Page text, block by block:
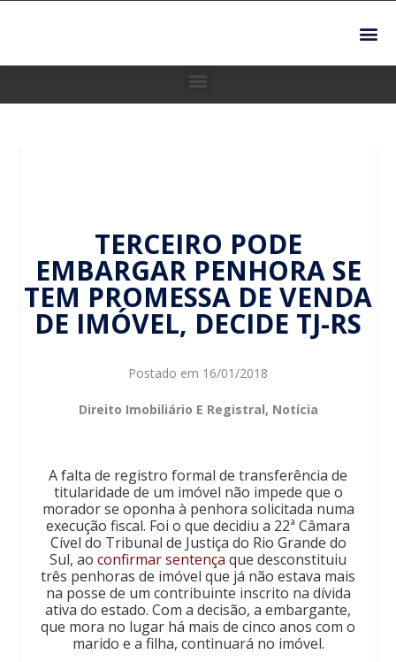
TERCEIRO PODE
EMBARGAR PENHORA SE
TEM PROMESSA DE VENDA
DE IMÓVEL, DECIDE TJ-RS
Postado em 16/01/2018
Direito Imobiliário E Registral, Notícia
A falta de registro formal de transferência de
titularidade de um imóvel não impede que o
morador se oponha à penhora solicitada numa
execução fiscal. Foi o que decidiu a 22ª Câmara
Cível do Tribunal de Justiça do Rio Grande do
Sul, ao confirmar sentença que desconstituiu
três penhoras de imóvel que já não estava mais
na posse de um contribuinte inscrito na dívida
ativa do estado. Com a decisão, a embargante,
que mora no lugar há mais de cinco anos com o
marido e a filha, continuará no imóvel.